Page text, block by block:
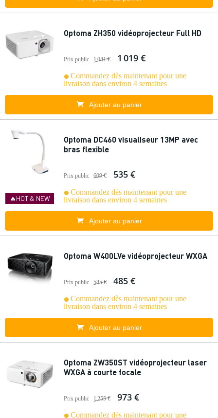
Optoma ZH350 vidéoprojecteur Full HD
Prix public 1 041 € 1 019 €
Commandez dès maintenant pour une
livraison dans environ 4 semaines
Ajouter au panier
🔥HOT & NEW
Optoma DC460 visualiseur 13MP avec
bras flexible
Prix public 609 € 535 €
Commandez dès maintenant pour une
livraison dans environ 4 semaines
Ajouter au panier
Optoma W400LVe vidéoprojecteur WXGA
Prix public 585 € 485 €
Commandez dès maintenant pour une
livraison dans environ 4 semaines
Ajouter au panier
Optoma ZW350ST vidéoprojecteur laser
WXGA à courte focale
Prix public 1 255 € 973 €
Commandez dès maintenant pour une